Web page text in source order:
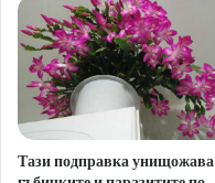
Тази подправка унищожава